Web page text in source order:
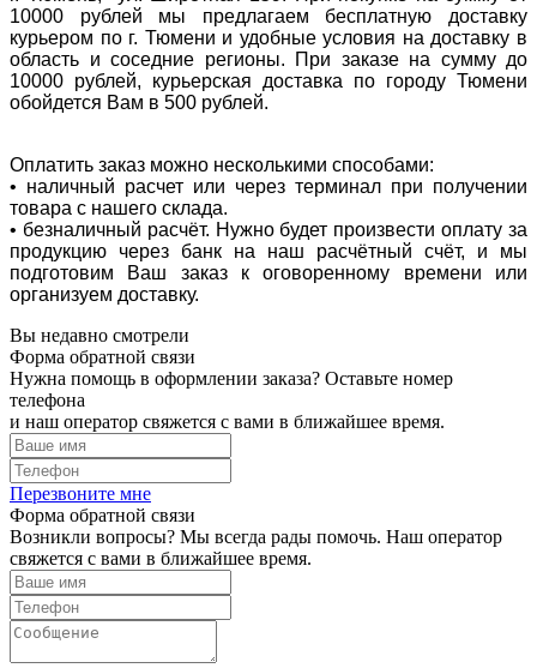
10000 рублей мы предлагаем бесплатную доставку
курьером по г. Тюмени и удобные условия на доставку в
область и соседние регионы. При заказе на сумму до
10000 рублей, курьерская доставка по городу Тюмени
обойдется Вам в 500 рублей.
Оплатить заказ можно несколькими способами:
• наличный расчет или через терминал при получении
товара с нашего склада.
• безналичный расчёт. Нужно будет произвести оплату за
продукцию через банк на наш расчётный счёт, и мы
подготовим Ваш заказ к оговоренному времени или
организуем доставку.
Вы недавно смотрели
Форма обратной связи
Нужна помощь в оформлении заказа? Оставьте номер
телефона
и наш оператор свяжется с вами в ближайшее время.
Перезвоните мне
Форма обратной связи
Возникли вопросы? Мы всегда рады помочь. Наш оператор
свяжется с вами в ближайшее время.